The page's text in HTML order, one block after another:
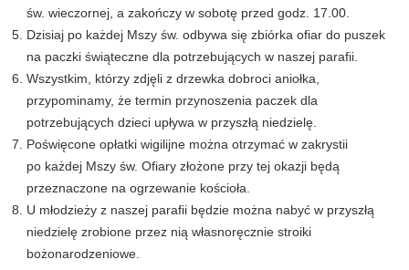
św. wieczornej, a zakończy w sobotę przed godz. 17.00.
Dzisiaj po każdej Mszy św. odbywa się zbiórka ofiar do puszek
na paczki świąteczne dla potrzebujących w naszej parafii.
Wszystkim, którzy zdjęli z drzewka dobroci aniołka,
przypominamy, że termin przynoszenia paczek dla
potrzebujących dzieci upływa w przyszłą niedzielę.
Poświęcone opłatki wigilijne można otrzymać w zakrystii
po każdej Mszy św. Ofiary złożone przy tej okazji będą
przeznaczone na ogrzewanie kościoła.
U młodzieży z naszej parafii będzie można nabyć w przyszłą
niedzielę zrobione przez nią własnoręcznie stroiki
bożonarodzeniowe.